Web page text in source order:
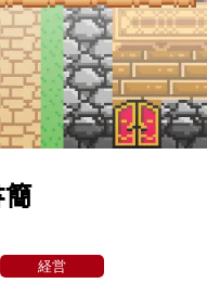
経営